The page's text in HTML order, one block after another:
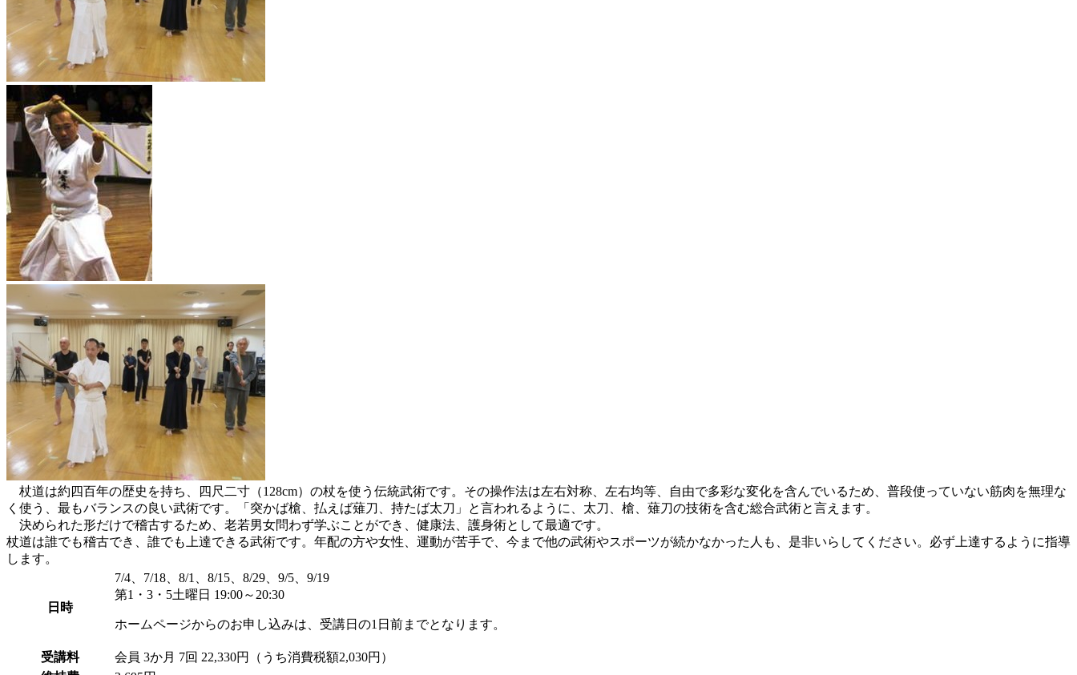
杖道は約四百年の歴史を持ち、四尺二寸（128cm）の杖を使う伝統武術です。その操作法は左右対称、左右均等、自由で多彩な変化を含んでいるため、普段使っていない筋肉を無理な
く使う、最もバランスの良い武術です。「突かば槍、払えば薙刀、持たば太刀」と言われるように、太刀、槍、薙刀の技術を含む総合武術と言えます。
決められた形だけで稽古するため、老若男女問わず学ぶことができ、健康法、護身術として最適です。
杖道は誰でも稽古でき、誰でも上達できる武術です。年配の方や女性、運動が苦手で、今まで他の武術やスポーツが続かなかった人も、是非いらしてください。必ず上達するように指導
します。
日時
7/4、7/18、8/1、8/15、8/29、9/5、9/19
第1・3・5土曜日 19:00～20:30
ホームページからのお申し込みは、受講日の1日前までとなります。
受講料 会員 3か月 7回 22,330円（うち消費税額2,030円）